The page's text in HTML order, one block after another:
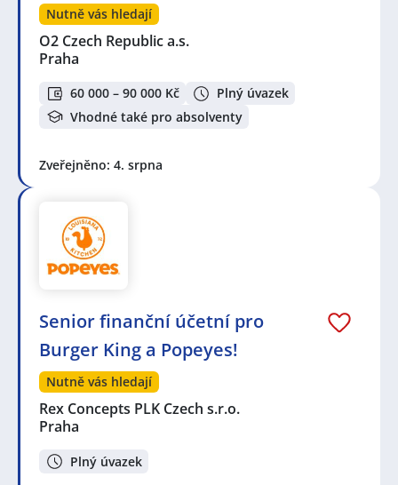
Nutně vás hledají
O2 Czech Republic a.s.
Praha
60 000 – 90 000 Kč
Plný úvazek
Vhodné také pro absolventy
Zveřejněno: 4. srpna
Senior finanční účetní pro
Burger King a Popeyes!
Nutně vás hledají
Rex Concepts PLK Czech s.r.o.
Praha
Plný úvazek